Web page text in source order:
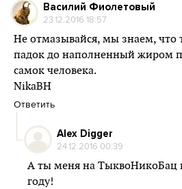
Василий Фиолетовый
23.12.2016 18:57
Не отмазывайся, мы знаем, что
падок до наполненный жиром
самок человека.
NikaBH
Ответить
Alex Digger
24.12.2016 00:39
А ты меня на ТыквоНикоБац
году!